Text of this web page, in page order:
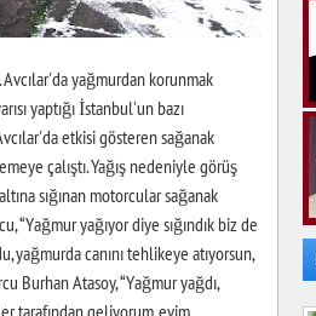
Avcılar'da yağmurdan korunmak
yaptığı İstanbul'un bazı
etkisi gösteren sağanak
çalıştı. Yağış nedeniyle görüş
sığınan motorcular sağanak
yağıyor diye sığındık biz de
yağmurda canını tehlikeye atıyorsun,
Burhan Atasoy, “Yağmur yağdı,